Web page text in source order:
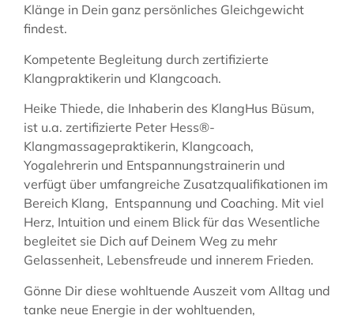
Klänge in Dein ganz persönliches Gleichgewicht
findest.
Kompetente Begleitung durch zertifizierte
Klangpraktikerin und Klangcoach.
Heike Thiede, die Inhaberin des KlangHus Büsum,
ist u.a. zertifizierte Peter Hess®-
Klangmassagepraktikerin, Klangcoach,
Yogalehrerin und Entspannungstrainerin und
verfügt über umfangreiche Zusatzqualifikationen im
Bereich Klang, Entspannung und Coaching. Mit viel
Herz, Intuition und einem Blick für das Wesentliche
begleitet sie Dich auf Deinem Weg zu mehr
Gelassenheit, Lebensfreude und innerem Frieden.
Gönne Dir diese wohltuende Auszeit vom Alltag und
tanke neue Energie in der wohltuenden,